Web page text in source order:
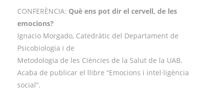
CONFERÈNCIA: Què ens pot dir el cervell, de les
emocions?
Ignacio Morgado, Catedràtic del Departament de
Psicobiologia i de
Metodologia de les Ciències de la Salut de la UAB.
Acaba de publicar el llibre “Emocions i intel·ligència
social”.